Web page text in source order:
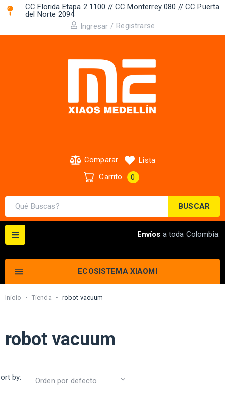
CC Florida Etapa 2 1100 // CC Monterrey 080 // CC Puerta
del Norte 2094 ​
Ingresar / Registrarse
BUSCAR
Comparar
Lista
Carrito
0
ECOSISTEMA XIAOMI
Envíos a toda Colombia.
Inicio • Tienda • robot vacuum
robot vacuum
by: